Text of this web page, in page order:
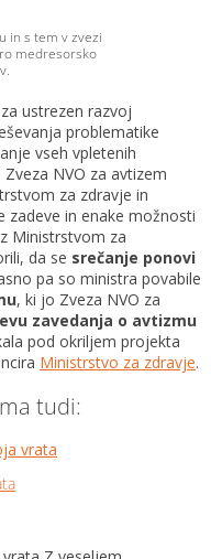
in s tem v zvezi
medresorsko
ustrezen razvoj
problematike
vseh vpletenih
NVO za avtizem
za zdravje in
zadeve in enake možnosti
Ministrstvom za
da se srečanje ponovi
pa so ministra povabile
, ki jo Zveza NVO za
zavedanja o avtizmu
pod okriljem projekta
Ministrstvo za zdravje.
tudi: